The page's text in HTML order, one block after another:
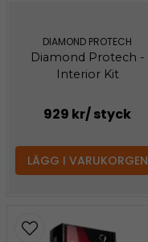
DIAMOND PROTECH
Diamond Protech -
Interior Kit
929 kr/ styck
LÄGG I VARUKORGEN